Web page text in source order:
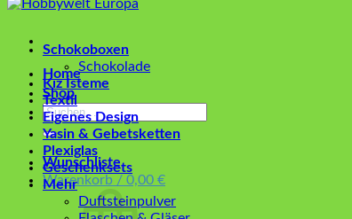
Home
Shop
Suchen
nach:
Wunschliste
Warenkorb / 0,00 €
Schokoboxen
Schokolade
Kız İsteme
Textil
Eigenes Design
Yasin & Gebetsketten
Plexiglas
Geschenksets
Mehr
Duftsteinpulver